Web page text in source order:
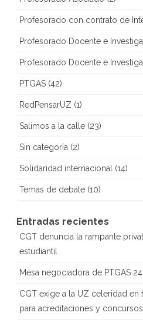
Profesorado con contrato de
Profesorado Docente e
Profesorado Docente e
PTGAS (42)
RedPensarUZ (1)
Salimos a la calle (23)
Sin categoría (2)
Solidaridad internacional (14)
Temas de debate (10)
Entradas recientes
CGT denuncia la rampante
estudiantil
Mesa negociadora de PTGAS
CGT exige a la UZ celeridad
para acreditaciones y concursos